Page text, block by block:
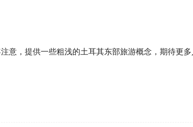
意，提供一些粗浅的土耳其东部旅游概念，期待更